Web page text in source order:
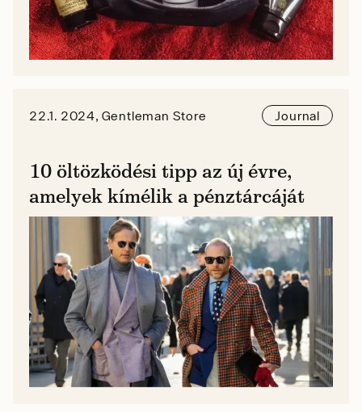
22.1. 2024, Gentleman Store Journal
10 öltözködési tipp az új évre,
amelyek kímélik a pénztárcáját